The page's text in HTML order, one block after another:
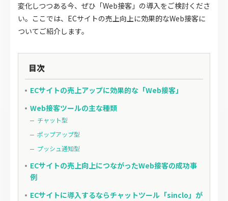
変化しつつある今、ぜひ「Web接客」の導入をご検討くださ
い。ここでは、ECサイトの売上向上に効果的なWeb接客に
ついてご紹介します。
目次
ECサイトの売上アップに効果的な「Web接客」
Web接客ツールの主な種類
チャット型
ポップアップ型
プッシュ通知型
ECサイトの売上向上につながったWeb接客の成功事
例
ECサイトに導入するならチャットツール「sinclo」が